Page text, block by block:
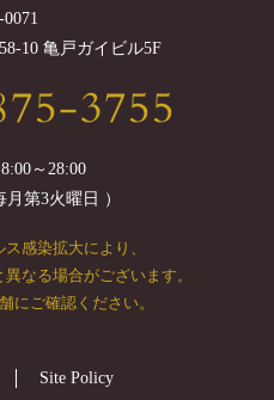
0071
10 亀戸ガイビル5F
3755
～28:00
月第3火曜日 ）
感染拡大により、
なる場合がございます。
にご確認ください。
Site Policy